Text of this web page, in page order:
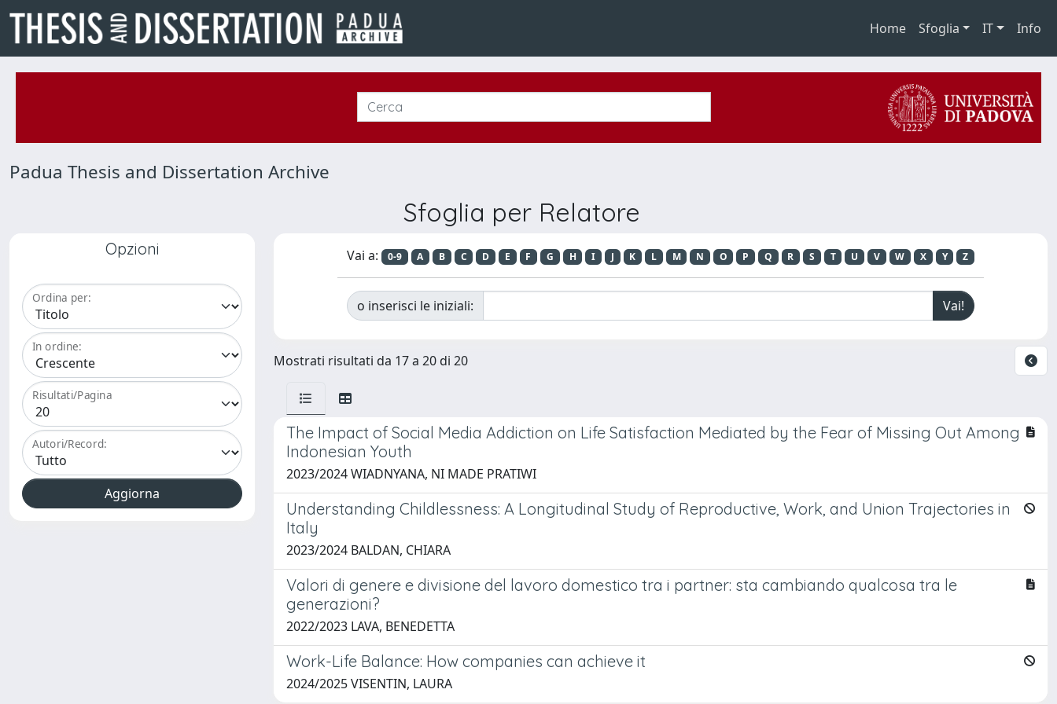
Home Sfoglia IT Info
Padua Thesis and Dissertation Archive
Sfoglia per Relatore
Opzioni
Ordina per:
In ordine:
Risultati/Pagina
Autori/Record:
Vai a: 0-9 A B C D E F G H I J K L M N O P Q R S T U V W X Y Z
o inserisci le iniziali:
Mostrati risultati da 17 a 20 di 20
The Impact of Social Media Addiction on Life Satisfaction Mediated by the Fear of Missing Out Among
Indonesian Youth
2023/2024 WIADNYANA, NI MADE PRATIWI
Understanding Childlessness: A Longitudinal Study of Reproductive, Work, and Union Trajectories in
Italy
2023/2024 BALDAN, CHIARA
Valori di genere e divisione del lavoro domestico tra i partner: sta cambiando qualcosa tra le
generazioni?
2022/2023 LAVA, BENEDETTA
Work-Life Balance: How companies can achieve it
2024/2025 VISENTIN, LAURA